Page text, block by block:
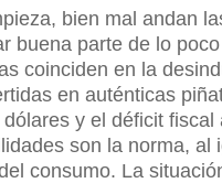
bien mal andan
buena parte de lo
coinciden en la
en auténticas
y el déficit
son la norma,
consumo. La